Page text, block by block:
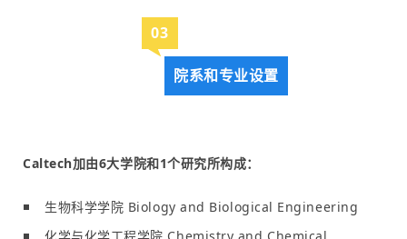
03
院系和专业设置
Caltech加由6大学院和1个研究所构成：
生物科学学院 Biology and Biological Engineering